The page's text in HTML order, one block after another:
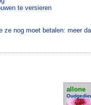
te versieren
ze nog moet betalen: meer
allone